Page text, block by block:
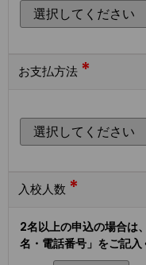
お支払方法 *
入校人数 *
2名以上の申込の場合は
名・電話番号」をご記入